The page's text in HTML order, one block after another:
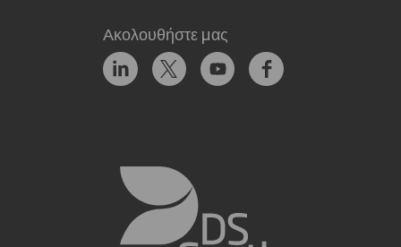
Ακολουθήστε μας